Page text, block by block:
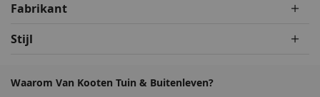
Fabrikant
Stijl
Waarom Van Kooten Tuin & Buitenleven?